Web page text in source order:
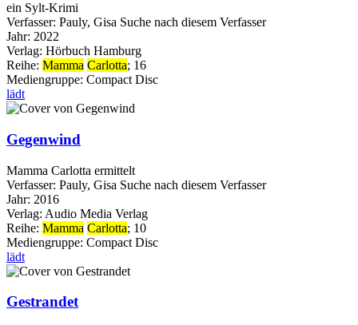
ein Sylt-Krimi
Verfasser: Pauly, Gisa Suche nach diesem Verfasser
Jahr: 2022
Verlag: Hörbuch Hamburg
Reihe: Mamma Carlotta; 16
Mediengruppe: Compact Disc
lädt
Gegenwind
Mamma Carlotta ermittelt
Verfasser: Pauly, Gisa Suche nach diesem Verfasser
Jahr: 2016
Verlag: Audio Media Verlag
Reihe: Mamma Carlotta; 10
Mediengruppe: Compact Disc
lädt
Gestrandet